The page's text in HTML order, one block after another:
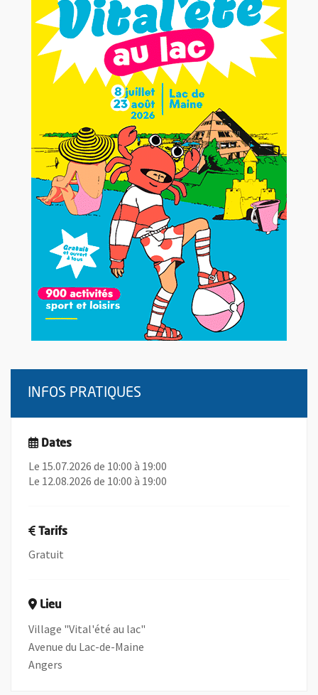
INFOS PRATIQUES
Dates
Le 15.07.2026 de 10:00 à 19:00
Le 12.08.2026 de 10:00 à 19:00
Tarifs
Gratuit
Lieu
Village "Vital'été au lac"
Avenue du Lac-de-Maine
Angers